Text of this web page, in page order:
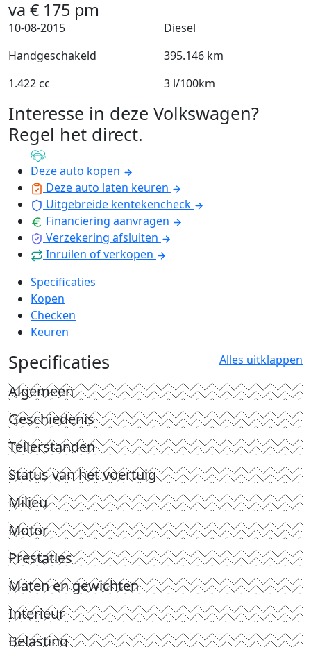
va € 175 pm
10-08-2015
Diesel
Handgeschakeld
395.146 km
1.422 cc
3 l/100km
Interesse in deze Volkswagen?
Regel het direct.
Deze auto kopen
Deze auto laten keuren
Uitgebreide kentekencheck
Financiering aanvragen
Verzekering afsluiten
Inruilen of verkopen
Specificaties
Kopen
Checken
Keuren
Specificaties Alles uitklappen
Algemeen
Geschiedenis
Tellerstanden
Status van het voertuig
Milieu
Motor
Prestaties
Maten en gewichten
Interieur
Belasting